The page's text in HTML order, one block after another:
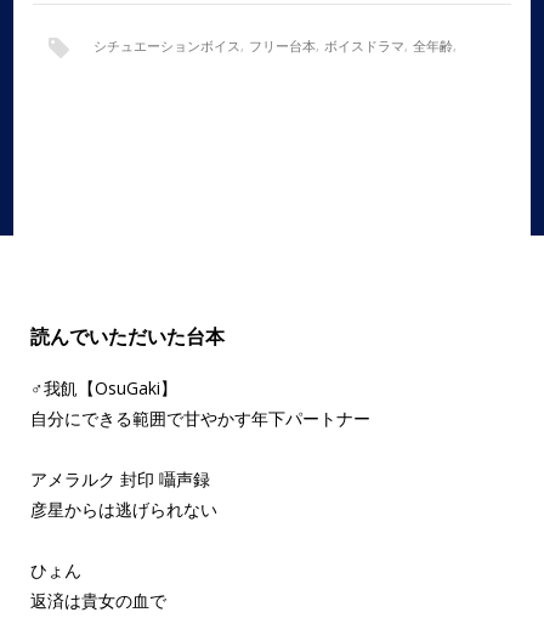
シチュエーションボイス, フリー台本, ボイスドラマ, 全年齢,
読んでいただいた台本
♂我飢【OsuGaki】
自分にできる範囲で甘やかす年下パートナー
アメラルク 封印 囁声録
彦星からは逃げられない
ひょん
返済は貴女の血で